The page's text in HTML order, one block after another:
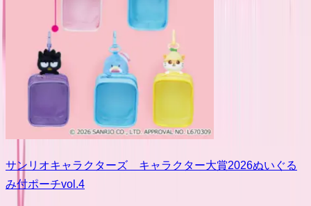
サンリオキャラクターズ キャラクター大賞2026ぬいぐる
み付ポーチvol.4